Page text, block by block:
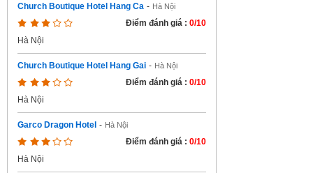
Church Boutique Hotel Hang Ca - Hà Nội
Điểm đánh giá : 0/10
Hà Nội
Church Boutique Hotel Hang Gai - Hà Nội
Điểm đánh giá : 0/10
Hà Nội
Garco Dragon Hotel - Hà Nội
Điểm đánh giá : 0/10
Hà Nội